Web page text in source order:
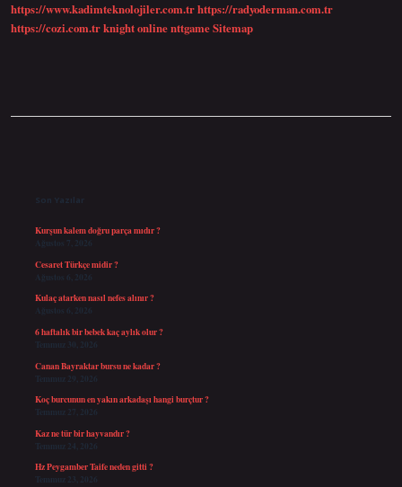
https://www.kadimteknolojiler.com.trhttps://radyoderman.com.tr
https://cozi.com.trknight onlinenttgameSitemap
Son Yazılar
Kurşun kalem doğru parça mıdır ?
Ağustos 7, 2026
Cesaret Türkçe midir ?
Ağustos 6, 2026
Kulaç atarken nasıl nefes alınır ?
Ağustos 6, 2026
6 haftalık bir bebek kaç aylık olur ?
Temmuz 30, 2026
Canan Bayraktar bursu ne kadar ?
Temmuz 29, 2026
Koç burcunun en yakın arkadaşı hangi burçtur ?
Temmuz 27, 2026
Kaz ne tür bir hayvandır ?
Temmuz 24, 2026
Hz Peygamber Taife neden gitti ?
Temmuz 23, 2026